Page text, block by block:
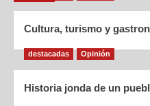
Cultura, turismo y
destacadas Opinión
Historia jonda de un